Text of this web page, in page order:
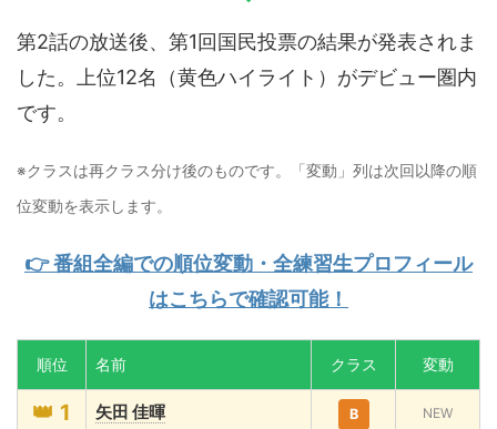
第2話の放送後、第1回国民投票の結果が発表されま
した。上位12名（黄色ハイライト）がデビュー圏内
です。
※クラスは再クラス分け後のものです。「変動」列は次回以降の順
位変動を表示します。
👉 番組全編での順位変動・全練習生プロフィール
はこちらで確認可能！
順位 名前 クラス 変動
👑 1 矢田 佳暉 B NEW